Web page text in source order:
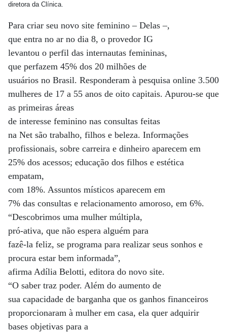
diretora da Clínica.
Para criar seu novo site feminino – Delas –,
que entra no ar no dia 8, o provedor IG
levantou o perfil das internautas femininas,
que perfazem 45% dos 20 milhões de
usuários no Brasil. Responderam à pesquisa online 3.500
mulheres de 17 a 55 anos de oito capitais. Apurou-se que
as primeiras áreas
de interesse feminino nas consultas feitas
na Net são trabalho, filhos e beleza. Informações
profissionais, sobre carreira e dinheiro aparecem em
25% dos acessos; educação dos filhos e estética
empatam,
com 18%. Assuntos místicos aparecem em
7% das consultas e relacionamento amoroso, em 6%.
“Descobrimos uma mulher múltipla,
pró-ativa, que não espera alguém para
fazê-la feliz, se programa para realizar seus sonhos e
procura estar bem informada”,
afirma Adília Belotti, editora do novo site.
“O saber traz poder. Além do aumento de
sua capacidade de barganha que os ganhos financeiros
proporcionaram à mulher em casa, ela quer adquirir
bases objetivas para a